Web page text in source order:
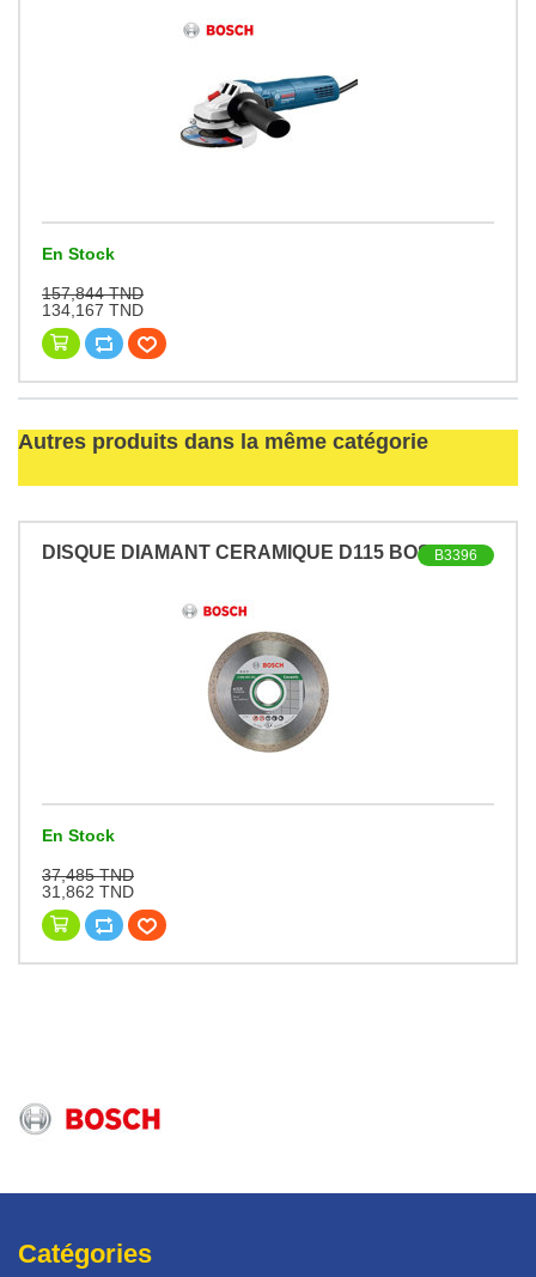
En Stock
157,844 TND
134,167 TND
Autres produits dans la même catégorie
DISQUE DIAMANT CERAMIQUE D115 BOSCH
B3396
En Stock
37,485 TND
31,862 TND
Catégories